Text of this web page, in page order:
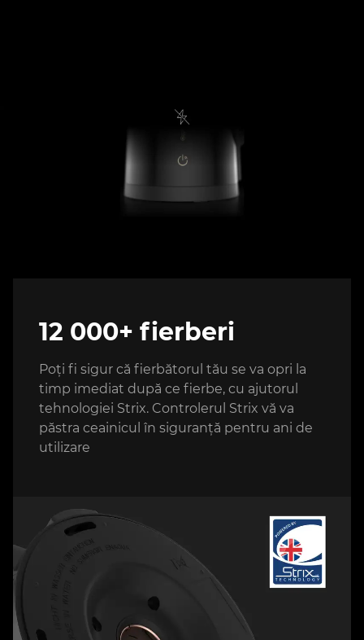
12 000+ fierberi
Poți fi sigur că fierbătorul tău se va opri la
timp imediat după ce fierbe, cu ajutorul
tehnologiei Strix. Controlerul Strix vă va
păstra ceainicul în siguranță pentru ani de
utilizare